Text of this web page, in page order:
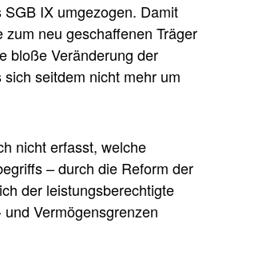
IX umgezogen. Damit
neu geschaffenen Träger
bloße Veränderung der
seitdem nicht mehr um
nicht erfasst, welche
– durch die Reform der
der leistungsberechtigte
Vermögensgrenzen